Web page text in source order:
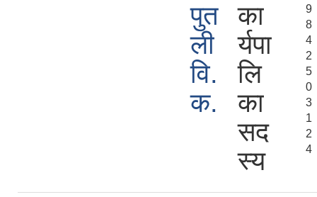
पुत
ली
वि.
क.
का
र्यपा
लि
का
सद
स्य
9
8
4
2
5
0
3
1
2
4